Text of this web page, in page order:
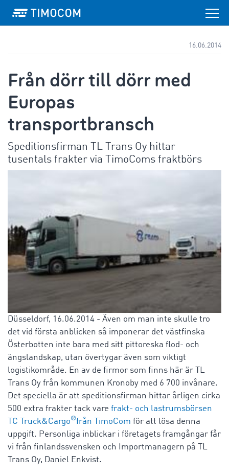
16.06.2014
Från dörr till dörr med
Europas
transportbransch
Speditionsfirman TL Trans Oy hittar
tusentals frakter via TimoComs fraktbörs
Düsseldorf, 16.06.2014 - Även om man inte skulle tro
det vid första anblicken så imponerar det västfinska
Österbotten inte bara med sitt pittoreska flod- och
ängslandskap, utan övertygar även som viktigt
logistikområde. En av de firmor som finns här är TL
Trans Oy från kommunen Kronoby med 6 700 invånare.
Det speciella är att speditionsfirman hittar årligen cirka
500 extra frakter tack vare frakt- och lastrumsbörsen
TC Truck&Cargo®från TimoCom för att lösa denna
uppgift. Personliga inblickar i företagets framgångar får
vi från finlandssvensken och Importmanagern på TL
Trans Oy, Daniel Enkvist.